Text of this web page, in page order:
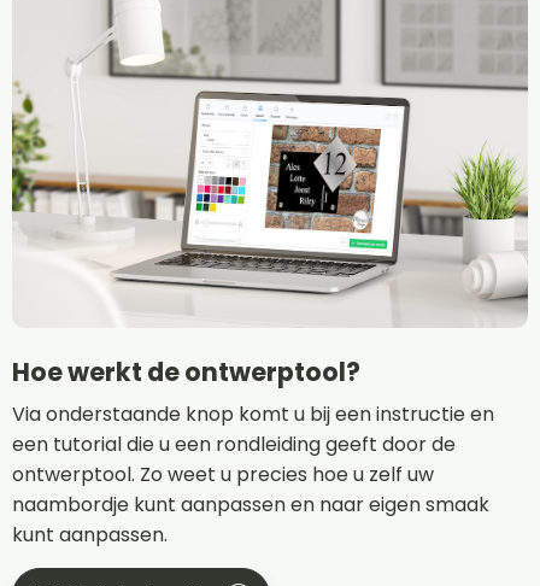
Hoe werkt de ontwerptool?
Via onderstaande knop komt u bij een instructie en
een tutorial die u een rondleiding geeft door de
ontwerptool. Zo weet u precies hoe u zelf uw
naambordje kunt aanpassen en naar eigen smaak
kunt aanpassen.